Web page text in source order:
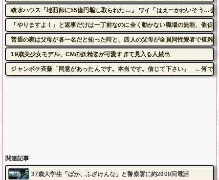
積水ハウス「地面師に55億円騙し取られた…」 ワイ「はえーかわいそう…会
「やりますよ！」と返事だけは一丁前なのに全く動かない職場の無能、催
普通の家は父母が各一名だと知った時と、四人の父母が全員同性愛者で複雑
19歳美少女モデル、CMの妖精姿が可愛すぎて見入る人続出
ジャンポケ斉藤「同意があったんです。本当です。信じて下さい」 ←何で
関連記事
37歳大学生「ばか、ふざけんな」と警察署に約2000回電話